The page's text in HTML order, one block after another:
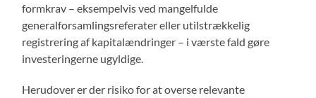
formkrav – eksempelvis ved mangelfulde
generalforsamlingsreferater eller utilstrækkelig
registrering af kapitalændringer – i værste fald gøre
investeringerne ugyldige.
Herudover er der risiko for at overse relevante